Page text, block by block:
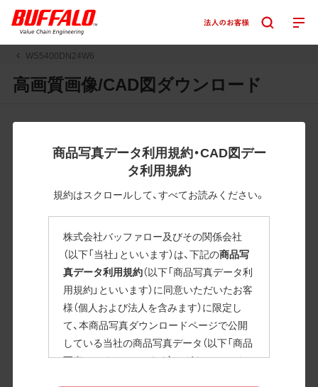
WS5400DN24W6
高画質画像/CAD図ダウンロード
商品写真データ利用規約・CAD図デー
タ利用規約
規約はスクロールして、すべてお読みください。
株式会社バッファロー及びその関係会社
（以下「当社」といいます）は、下記の商品写
真データ利用規約（以下「商品写真データ利
用規約」といいます）に同意いただいたお客
様（個人および法人を含みます）に限定し
て、本商品写真ダウンロードページで公開
している当社の商品写真データ（以下「商品
写真データ」といいます）のダウンロードお
すと圧縮ファイルのダウンロードが始まります。
JPEG・EPSファイルにはパスが設定されています。画像編集
の際に便利です。PNG画像は原則として背景を透過したもの
を提供しています。
掲載データ「JPEG、PNG : 低解像度(RGBカラー)」 「EPS : 高
解像度(CMYKカラー)」
WS5400DN24W6
高画質画像